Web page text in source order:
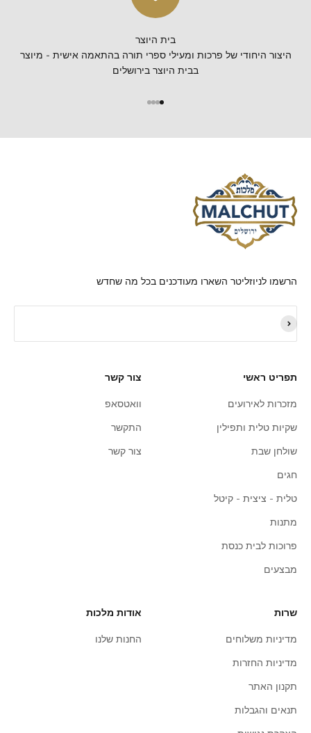
בית היוצר
היצור היחודי של פרכות ומעילי ספרי תורה בהתאמה אישית - מיוצר
בבית היוצר בירושלים
הרשמו לניוזליטר השארו מעודכנים בכל מה שחדש
תפריט ראשי
מזכרות לאירועים
שקיות טלית ותפילין
שולחן שבת
חגים
טלית - ציצית - קיטל
מתנות
פרוכות לבית כנסת
מבצעים
צור קשר
וואטסאפ
התקשר
צור קשר
שרות
מדיניות משלוחים
מדיניות החזרות
תקנון האתר
תנאים והגבלות
אודות מלכות
החנות שלנו